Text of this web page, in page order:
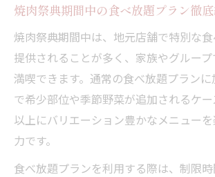
焼肉祭典期間中の食べ放題プラン徹
焼肉祭典期間中は、地元店舗で特別な
提供されることが多く、家族やグルー
満喫できます。通常の食べ放題プラン
で希少部位や季節野菜が追加されるケ
以上にバリエーション豊かなメニュー
力です。
食べ放題プランを利用する際は、制限時